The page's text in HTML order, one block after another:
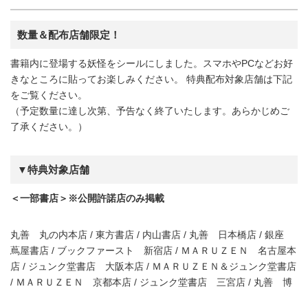
数量＆配布店舗限定！
書籍内に登場する妖怪をシールにしました。スマホやPCなどお好
きなところに貼ってお楽しみください。 特典配布対象店舗は下記
をご覧ください。
（予定数量に達し次第、予告なく終了いたします。あらかじめご
了承ください。）
▼特典対象店舗
＜一部書店＞※公開許諾店のみ掲載
丸善 丸の内本店 / 東方書店 / 内山書店 / 丸善 日本橋店 / 銀座
蔦屋書店 / ブックファースト 新宿店 / ＭＡＲＵＺＥＮ 名古屋本
店 / ジュンク堂書店 大阪本店 / ＭＡＲＵＺＥＮ＆ジュンク堂書店
/ ＭＡＲＵＺＥＮ 京都本店 / ジュンク堂書店 三宮店 / 丸善 博